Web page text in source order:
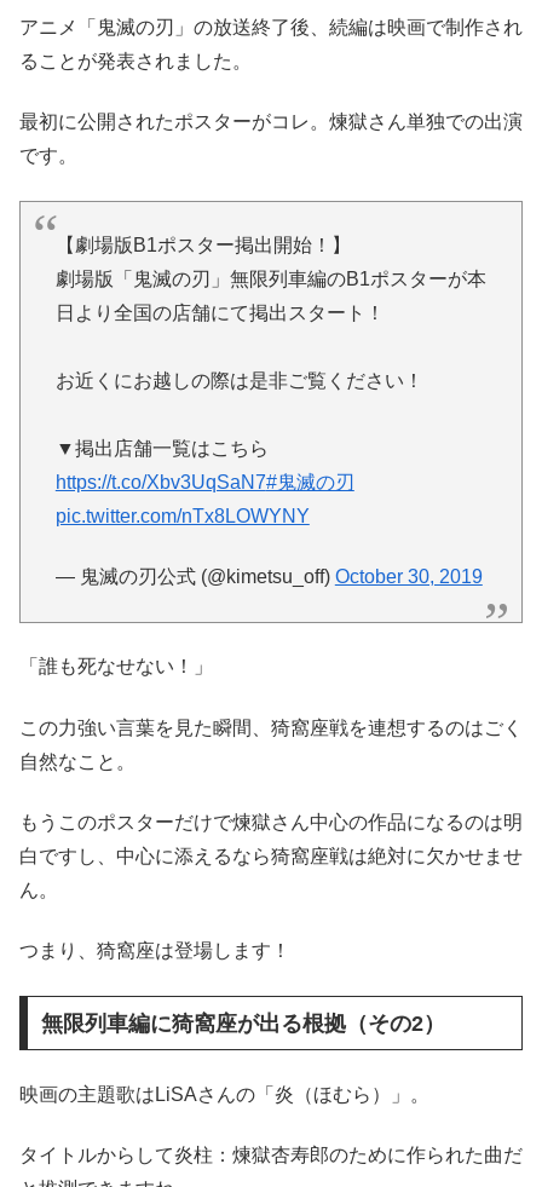
アニメ「鬼滅の刃」の放送終了後、続編は映画で制作され
ることが発表されました。
最初に公開されたポスターがコレ。煉獄さん単独での出演
です。
【劇場版B1ポスター掲出開始！】
劇場版「鬼滅の刃」無限列車編のB1ポスターが本
日より全国の店舗にて掲出スタート！
お近くにお越しの際は是非ご覧ください！
▼掲出店舗一覧はこちら
https://t.co/Xbv3UqSaN7#鬼滅の刃
pic.twitter.com/nTx8LOWYNY
— 鬼滅の刃公式 (@kimetsu_off) October 30, 2019
「誰も死なせない！」
この力強い言葉を見た瞬間、猗窩座戦を連想するのはごく
自然なこと。
もうこのポスターだけで煉獄さん中心の作品になるのは明
白ですし、中心に添えるなら猗窩座戦は絶対に欠かせませ
ん。
つまり、猗窩座は登場します！
無限列車編に猗窩座が出る根拠（その2）
映画の主題歌はLiSAさんの「炎（ほむら）」。
タイトルからして炎柱：煉獄杏寿郎のために作られた曲だ